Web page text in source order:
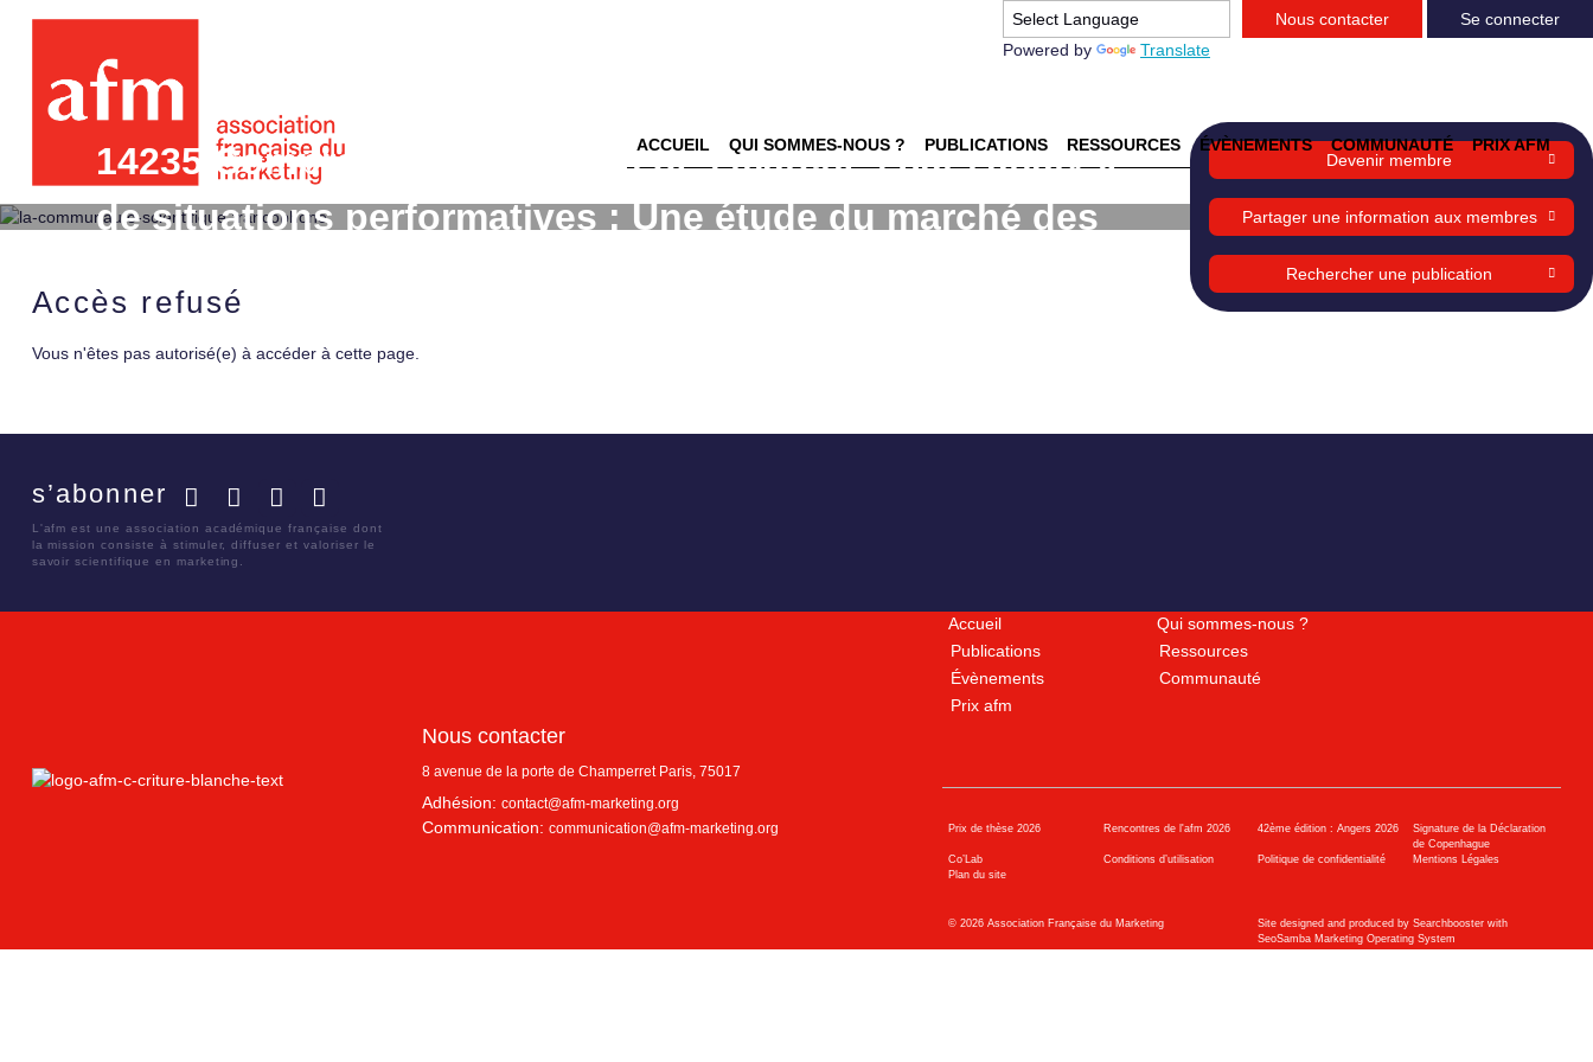
Powered by Translate
Nous contacter Se connecter
ACCUEIL QUI SOMMES-NOUS ? PUBLICATIONS RESSOURCES ÉVÈNEMENTS COMMUNAUTÉ PRIX AFM
14235 Comprendre la création des marchés par l'analyse
de situations performatives : Une étude du marché des
Devenir membre
Partager une information aux membres
Rechercher une publication
Accès refusé
Vous n'êtes pas autorisé(e) à accéder à cette page.
s’abonner
L'afm est une association académique française dont
la mission consiste à stimuler, diffuser et valoriser le
savoir scientifique en marketing.
Nous contacter
8 avenue de la porte de Champerret Paris, 75017
Adhésion: contact@afm-marketing.org
Communication: communication@afm-marketing.org
Accueil
Qui sommes-nous ?
Publications
Ressources
Évènements
Communauté
Prix afm
Prix de thèse 2026 Rencontres de l'afm 2026 42ème édition : Angers 2026
Signature de la Déclaration
de Copenhague
Co’Lab
Conditions d’utilisation Politique de confidentialité
Mentions Légales
Plan du site
© 2026Association Française du Marketing
Site designed and produced by Searchbooster with
SeoSamba Marketing Operating System